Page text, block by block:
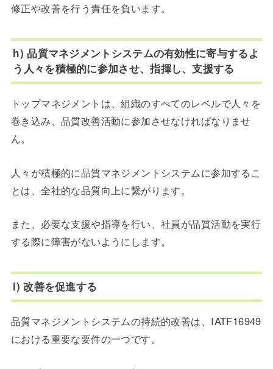
修正や改善を行う責任を負います。
h) 品質マネジメントシステムの有効性に寄与するよ
う人々を積極的に参加させ、指揮し、支援する
トップマネジメントは、組織のすべてのレベルで人々を
巻き込み、品質改善活動に参加させなければなりませ
ん。
人々が積極的に品質マネジメントシステムに参加するこ
とは、全社的な品質向上に繋がります。
また、必要な支援や指導を行い、社員が品質活動を実行
する際に障害がないようにします。
i) 改善を促進する
品質マネジメントシステムの持続的改善は、IATF16949
における重要な要件の一つです。